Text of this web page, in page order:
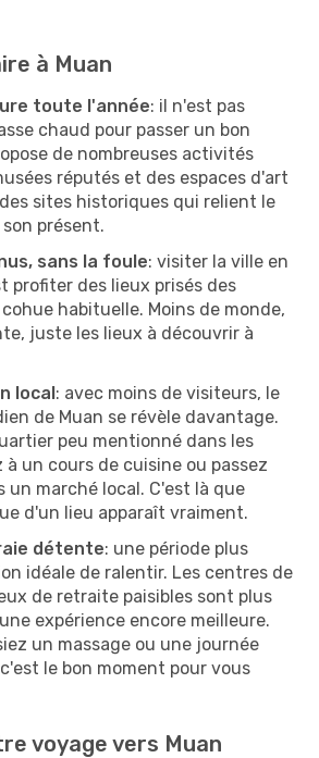
à Muan
toute l'année: il n'est pas
chaud pour passer un bon
de nombreuses activités
réputés et des espaces d'art
sites historiques qui relient le
présent.
sans la foule: visiter la ville en
profiter des lieux prisés des
habituelle. Moins de monde,
juste les lieux à découvrir à
local: avec moins de visiteurs, le
de Muan se révèle davantage.
peu mentionné dans les
un cours de cuisine ou passez
un marché local. C'est là que
d'un lieu apparaît vraiment.
détente: une période plus
idéale de ralentir. Les centres de
de retraite paisibles sont plus
expérience encore meilleure.
un massage ou une journée
le bon moment pour vous
voyage vers Muan